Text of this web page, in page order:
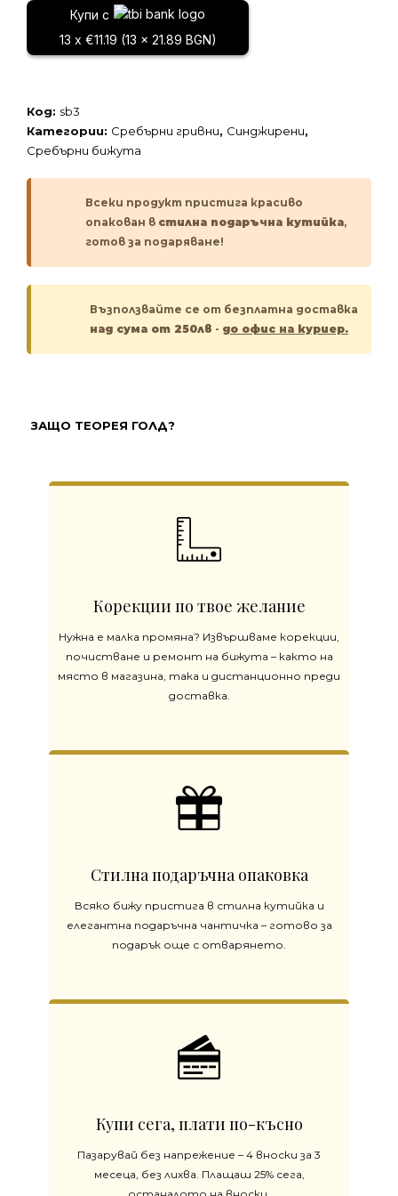
гривна
Купи с
13 x €11.19 (13 x 21.89 BGN)
Код: sb3
Категории: Сребърни гривни, Синджирени,
Сребърни бижута
Всеки продукт пристига красиво
опакован в стилна подаръчна кутийка,
готов за подаряване!
Възползвайте се от безплатна доставка
над сума от 250лв - до офис на куриер.
ЗАЩО ТЕОРЕЯ ГОЛД?
Корекции по твое желание
Нужна е малка промяна? Извършваме корекции,
почистване и ремонт на бижута – както на
място в магазина, така и дистанционно преди
доставка.
Стилна подаръчна опаковка
Всяко бижу пристига в стилна кутийка и
елегантна подаръчна чантичка – готово за
подарък още с отварянето.
Купи сега, плати по-късно
Пазарувай без напрежение – 4 вноски за 3
месеца, без лихва. Плащаш 25% сега,